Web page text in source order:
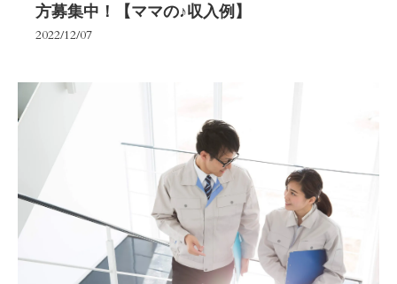
方募集中！【ママの♪収入例】
2022/12/07